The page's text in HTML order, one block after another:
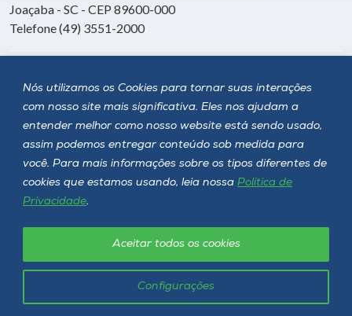
Nós utilizamos os Cookies para tornar suas interações
com nosso site mais significativa. Eles nos ajudam a
entender melhor como nosso website está sendo usado,
assim podemos entregar conteúdo sob medida para
você. Para mais informações sobre os tipos diferentes de
cookies que estamos usando, leia nossa Política de
Privacidade.
Configurações
Aceitar todos os cookies
Joaçaba - SC - CEP 89600-000
Telefone (49) 3551-2000
Siga a Unoesc
Unoesc © 2026 - Todos os direitos reservados
Política de privacidade LGPD